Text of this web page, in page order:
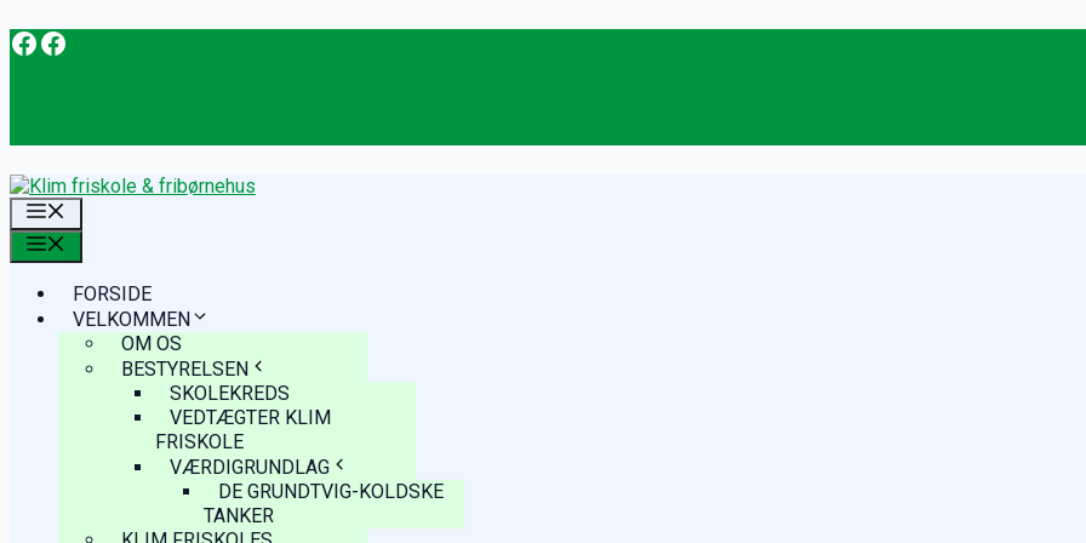
Hop
til
Facebook
Facebook
FORSIDE
VELKOMMEN
OM OS
BESTYRELSEN
SKOLEKREDS
VEDTÆGTER KLIM
FRISKOLE
VÆRDIGRUNDLAG
DE GRUNDTVIG-KOLDSKE
TANKER